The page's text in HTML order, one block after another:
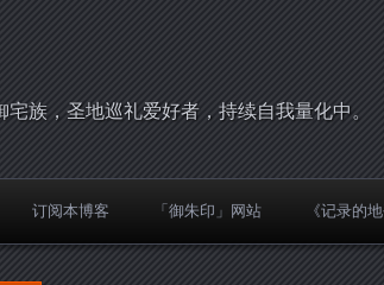
族，圣地巡礼爱好者，持续自我量化中。
订阅本博客 「御朱印」网站 《记录的